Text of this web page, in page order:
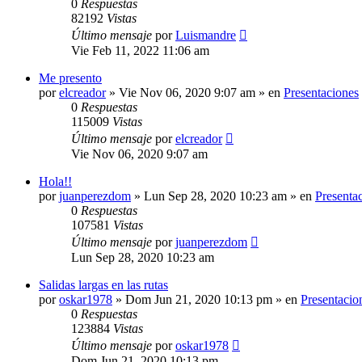
0 Respuestas
82192 Vistas
Último mensaje porLuismandre
Vie Feb 11, 2022 11:06 am
Me presento
porelcreador» Vie Nov 06, 2020 9:07 am » en Presentaciones
0 Respuestas
115009 Vistas
Último mensaje porelcreador
Vie Nov 06, 2020 9:07 am
Hola!!
porjuanperezdom » Lun Sep 28, 2020 10:23 am » en
0 Respuestas
107581 Vistas
Último mensaje porjuanperezdom
Lun Sep 28, 2020 10:23 am
Salidas largas en las rutas
poroskar1978 » Dom Jun 21, 2020 10:13 pm » en
0 Respuestas
123884 Vistas
Último mensaje poroskar1978